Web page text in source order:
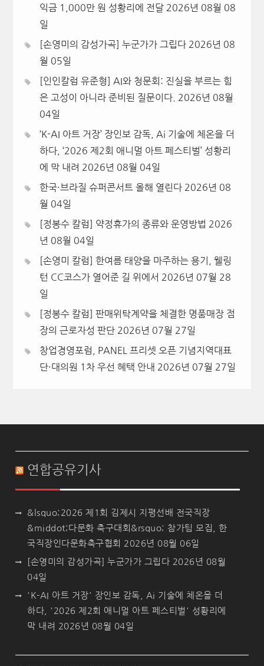
익금 1,000만 원 성황리에 전달 2026년 08월 08
일
[손영미의 감성가곡] 누군가가 그립다 2026년 08
월 05일
[인인칼럼 유준형] AI와 청문회: 진실을 부르는 힘
은 고성이 아니라 준비된 질문이다.
2026년 08월
04일
‘K-AI 아트 거장’ 장인보 감독, Ai 기술에 체온을 더
하다, ‘2026 제2회 애니멀 아트 페스티벌’ 성황리
에 막 내려 2026년 08월 04일
한국·브라질 슈퍼콘서트 올해 열린다 2026년 08
월 04일
[정봉수 칼럼] 약정휴가의 종류와 운영방법 2026
년 08월 04일
[손영미 칼럼] 한여름 태양을 마주하는 용기, 웰링
턴 CC코스가 열어준 길 위에서 2026년 07월 28
일
[정봉수 칼럼] 판매위탁계약을 체결한 명품매장 점
장의 근로자성 판단 2026년 07월 27일
창업경영포럼, PANEL 프리셋 오픈 기념지역대표
단·대의원 1차 우선 혜택 안내 2026년 07월 27일
연합공유기사
&lsquo;2026 제1회 김제시 지평선배 전국직장
&middot;다문화 축구대회&rsquo; 참가팀 모집, 한
국직장인다문화축구협회 2026년 08월 06일
[손영미의 감성가곡] 누군가가 그립다 2026년 08월
04일
'K-AI 아트 거장' 장인보 감독, Ai 기술에 체온을 더
하다, '2026 제2회 애니멀 아트 페스티벌' 성황리에
막 내려 2026년 08월 04일